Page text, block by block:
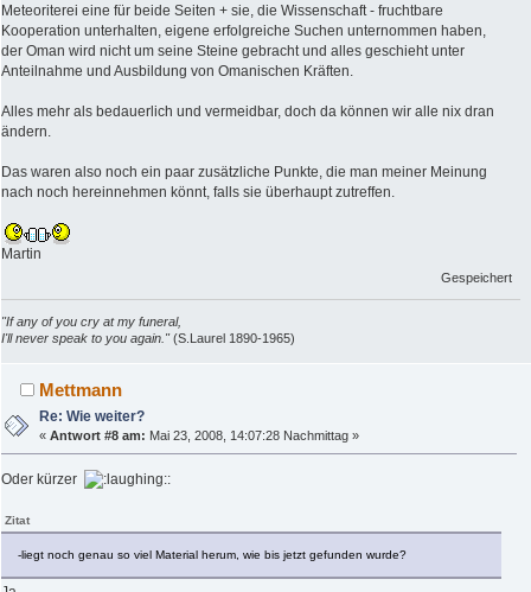
Meteoriterei eine für beide Seiten + sie, die Wissenschaft - fruchtbare
Kooperation unterhalten, eigene erfolgreiche Suchen unternommen haben,
der Oman wird nicht um seine Steine gebracht und alles geschieht unter
Anteilnahme und Ausbildung von Omanischen Kräften.
Alles mehr als bedauerlich und vermeidbar, doch da können wir alle nix dran
ändern.
Das waren also noch ein paar zusätzliche Punkte, die man meiner Meinung
nach noch hereinnehmen könnt, falls sie überhaupt zutreffen.
Martin
Gespeichert
"If any of you cry at my funeral,
I'll never speak to you again."(S.Laurel 1890-1965)
Mettmann
Re: Wie weiter?
«Antwort #8 am: Mai 23, 2008, 14:07:28 Nachmittag »
Oder kürzer :
Zitat
-liegt noch genau so viel Material herum, wie bis jetzt gefunden wurde?